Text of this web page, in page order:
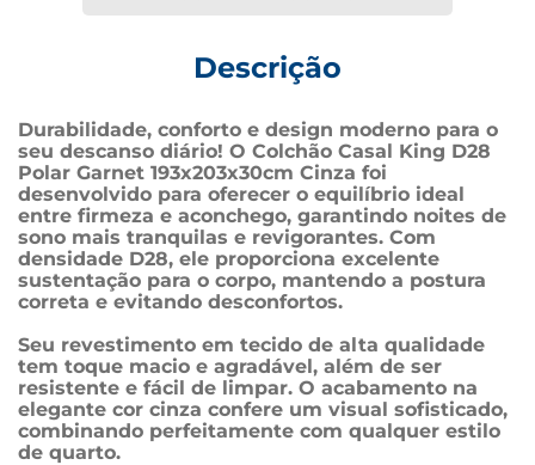
Descrição
Durabilidade, conforto e design moderno para o
seu descanso diário! O Colchão Casal King D28
Polar Garnet 193x203x30cm Cinza foi
desenvolvido para oferecer o equilíbrio ideal
entre firmeza e aconchego, garantindo noites de
sono mais tranquilas e revigorantes. Com
densidade D28, ele proporciona excelente
sustentação para o corpo, mantendo a postura
correta e evitando desconfortos.
Seu revestimento em tecido de alta qualidade
tem toque macio e agradável, além de ser
resistente e fácil de limpar. O acabamento na
elegante cor cinza confere um visual sofisticado,
combinando perfeitamente com qualquer estilo
de quarto.